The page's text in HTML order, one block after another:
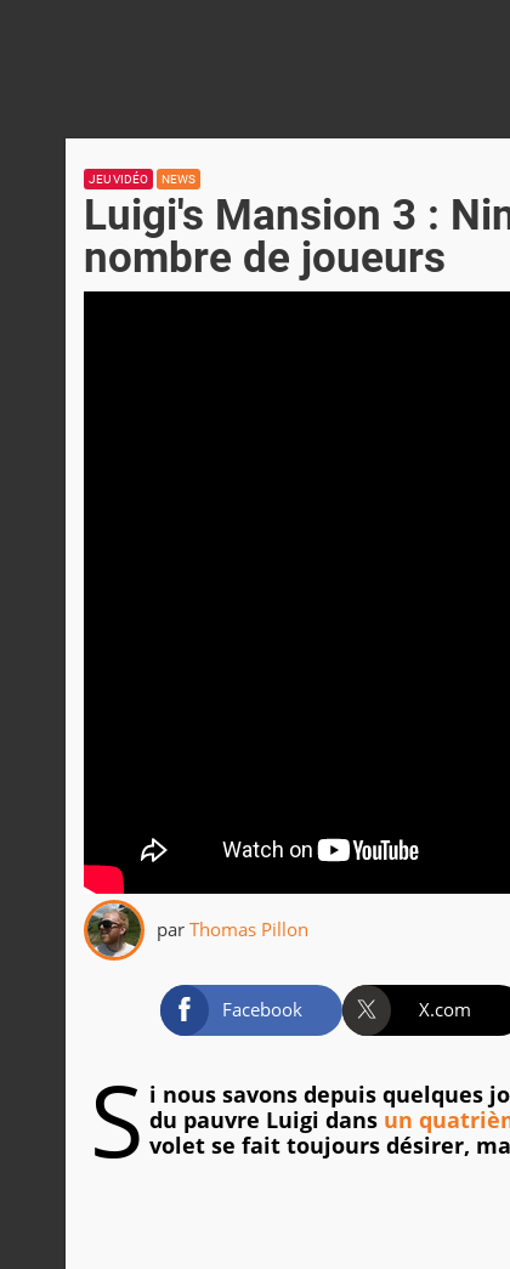
JEU VIDÉO NEWS
Luigi's Mansion 3 :
nombre de joueurs
par Thomas Pillon
Facebook X.com
S i nous savons depuis quelques
du pauvre Luigi dans un
volet se fait toujours désirer,